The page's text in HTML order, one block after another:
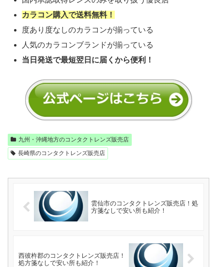
カラコン購入で送料無料！
度あり度なしのカラコンが揃っている
人気のカラコンブランドが揃っている
当日発送で最短翌日に届くから便利！
九州・沖縄地方のコンタクトレンズ販売店
長崎県のコンタクトレンズ販売店
雲仙市のコンタクトレンズ販売店！処
方箋なしで安い所も紹介！
西彼杵郡のコンタクトレンズ販売店！
処方箋なしで安い所も紹介！